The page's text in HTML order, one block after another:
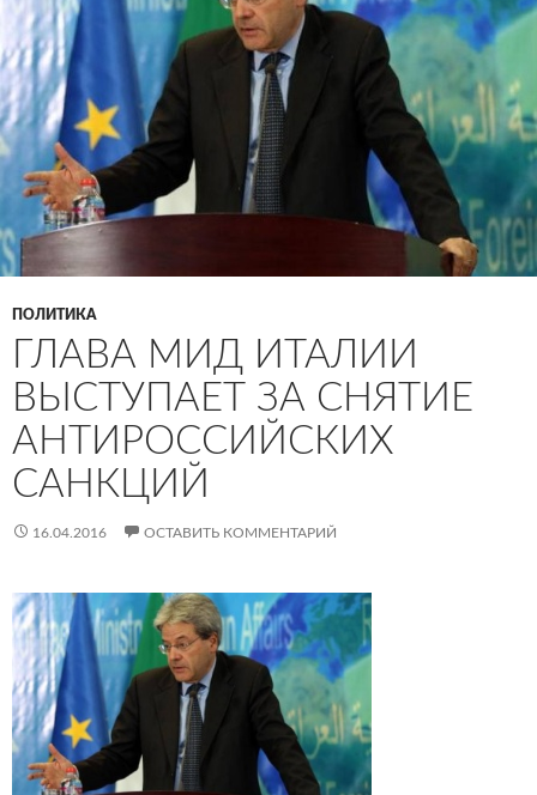
ПОЛИТИКА
ГЛАВА МИД ИТАЛИИ
ВЫСТУПАЕТ ЗА СНЯТИЕ
АНТИРОССИЙСКИХ
САНКЦИЙ
16.04.2016 ОСТАВИТЬ КОММЕНТАРИЙ